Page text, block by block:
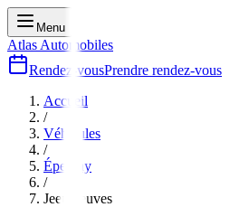
Menu
Atlas Automobiles
Rendez-vousPrendre rendez-vous
Accueil
/
Véhicules
/
Épernay
/
Jeep
neuves